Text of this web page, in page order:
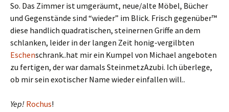
So. Das Zimmer ist umgeräumt, neue/alte Möbel, Bücher
und Gegenstände sind “wieder” im Blick. Frisch gegenüber™
diese handlich quadratischen, steinernen Griffe an dem
schlanken, leider in der langen Zeit honig-vergilbten
Eschenschrank..hat mir ein Kumpel von Michael angeboten
zu fertigen, der war damals SteinmetzAzubi. Ich überlege,
ob mir sein exotischer Name wieder einfallen will..
Yep! Rochus!